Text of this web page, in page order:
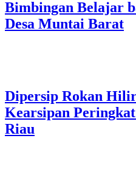
Bimbingan Belajar
Desa Muntai Barat
Dipersip Rokan
Kearsipan
Riau